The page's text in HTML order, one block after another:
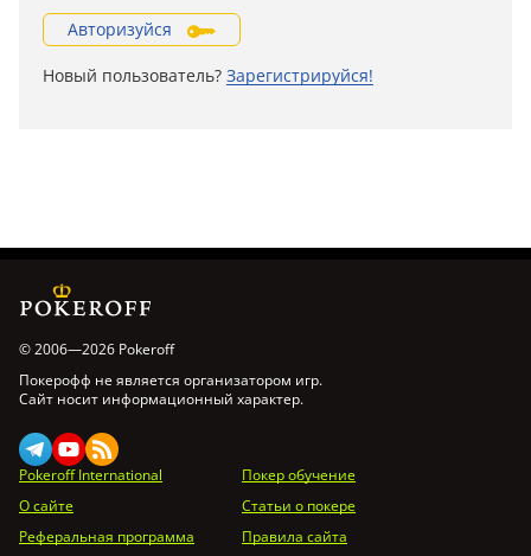
Авторизуйся
Новый пользователь? Зарегистрируйся!
© 2006—2026 Pokeroff
Покерофф не является организатором игр.
Сайт носит информационный характер.
Pokeroff International
Покер обучение
О сайте
Статьи о покере
Реферальная программа
Правила сайта